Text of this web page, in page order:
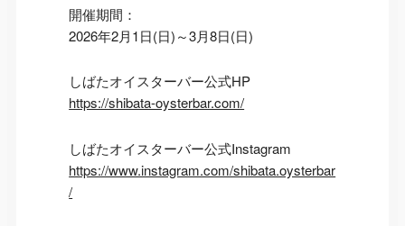
開催期間：
2026年2月1日(日)～3月8日(日)
しばたオイスターバー公式HP
https://shibata-oysterbar.com/
しばたオイスターバー公式Instagram
https://www.instagram.com/shibata.oysterbar
/